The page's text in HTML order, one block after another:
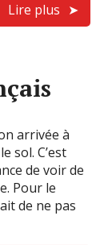
Lire plus
arrivée à
sol. C’est
de voir de
Pour le
de ne pas